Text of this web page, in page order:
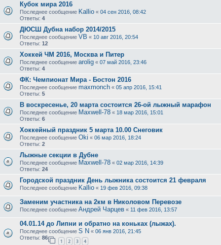
Кубок мира 2016
Последнее сообщение Kallio « 04 сен 2016, 08:42
Ответы: 4
ДЮСШ Дубна набор 2014/2015
Последнее сообщение VB « 10 авг 2016, 20:54
Ответы: 12
Хоккей ЧМ 2016, Москва и Питер
Последнее сообщение arolig « 07 май 2016, 23:46
Ответы: 4
ФК: Чемпионат Мира - Бостон 2016
Последнее сообщение maxmonch « 05 апр 2016, 15:41
Ответы: 5
В воскресенье, 20 марта состоится 26-ой лыжный марафон
Последнее сообщение Maxwell-78 « 18 мар 2016, 15:01
Ответы: 6
Хоккейный праздник 5 марта 10.00 Снеговик
Последнее сообщение Oki « 06 мар 2016, 18:24
Ответы: 2
Лыжные секции в Дубне
Последнее сообщение Maxwell-78 « 02 мар 2016, 14:39
Ответы: 24
Городской праздник День лыжника состоится 21 февраля
Последнее сообщение Kallio « 19 фев 2016, 09:38
Заменим участника на 2км в Николовом Перевозе
Последнее сообщение Андрей Чарцев « 11 фев 2016, 13:57
04.01.14 до Липни и обратно на коньках (лыжах).
Последнее сообщение S N « 06 янв 2016, 21:45
Ответы: 86
1 2 3 4